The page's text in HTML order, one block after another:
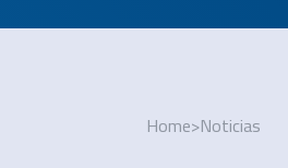
Home>Noticias